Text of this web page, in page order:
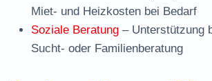
Miet- und Heizkosten bei Bedarf
Soziale Beratung – Unterstützung
Sucht- oder Familienberatung